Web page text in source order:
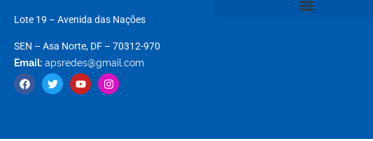
Lote 19 – Avenida das Nações
SEN – Asa Norte, DF – 70312-970
Email: apsredes@gmail.com